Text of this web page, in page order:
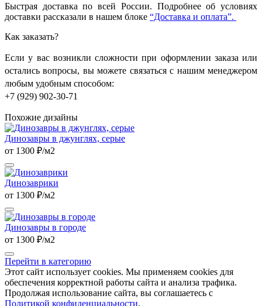
Быстрая доставка по всей России. Подробнее об условиях
доставки рассказали в нашем блоке “Доставка и оплата”.
Как заказать?
Если у вас возникли сложности при оформлении заказа или
остались вопросы, вы можете связаться с нашим менеджером
любым удобным способом:
+7 (929) 902-30-71
Похожие дизайны
Динозавры в джунглях, серые
от 1300 ₽/м2
Динозаврики
от 1300 ₽/м2
Динозавры в городе
от 1300 ₽/м2
Перейти в категорию
Этот сайт использует cookies. Мы применяем cookies для
обеспечения корректной работы сайта и анализа трафика.
Продолжая использование сайта, вы соглашаетесь с
Политикой конфиденциальности.